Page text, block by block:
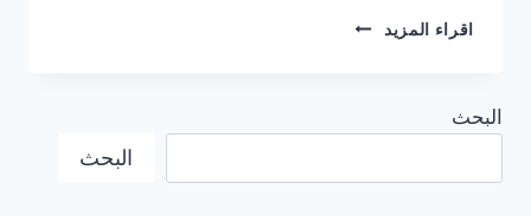
اقراء المزيد
شركة
البحث
البحث